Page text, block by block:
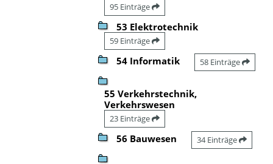
95 Einträge
53 Elektrotechnik
59 Einträge
54 Informatik 58 Einträge
55 Verkehrstechnik,
Verkehrswesen
23 Einträge
56 Bauwesen 34 Einträge